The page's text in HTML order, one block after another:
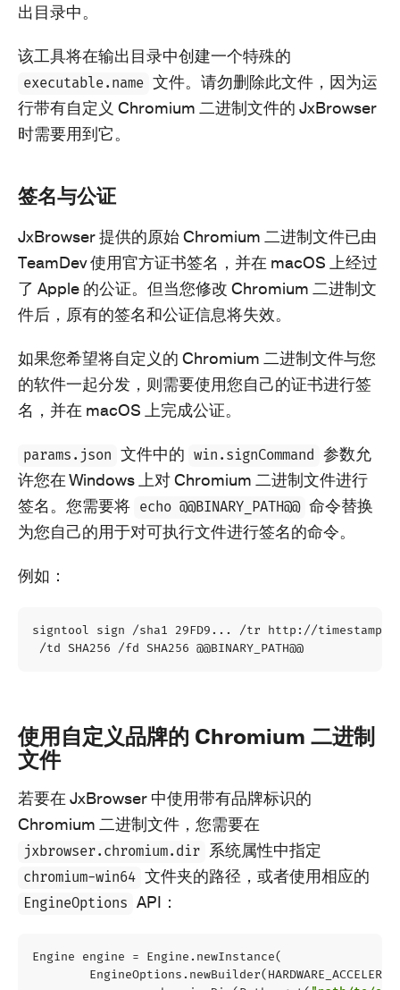
出目录中。
该工具将在输出目录中创建一个特殊的
executable.name 文件。请勿删除此文件，因为运
行带有自定义 Chromium 二进制文件的 JxBrowser
时需要用到它。
签名与公证
JxBrowser 提供的原始 Chromium 二进制文件已由
TeamDev 使用官方证书签名，并在 macOS 上经过
了 Apple 的公证。但当您修改 Chromium 二进制文
件后，原有的签名和公证信息将失效。
如果您希望将自定义的 Chromium 二进制文件与您
的软件一起分发，则需要使用您自己的证书进行签
名，并在 macOS 上完成公证。
params.json 文件中的 win.signCommand
参数允
许您在 Windows 上对 Chromium 二进制文件进行
签名。您需要将 echo @@BINARY_PATH@@ 命令替换
为您自己的用于对可执行文件进行签名的命令。
例如：
signtool sign /sha1 29FD9... /tr http://
使用自定义品牌的 Chromium 二进制
文件
若要在 JxBrowser 中使用带有品牌标识的
Chromium 二进制文件，您需要在
jxbrowser.chromium.dir 系统属性中指定
chromium-win64 文件夹的路径，或者使用相应的
EngineOptions API：
Engine engine = Engine . newInstance(
EngineOptions . newBuilder(